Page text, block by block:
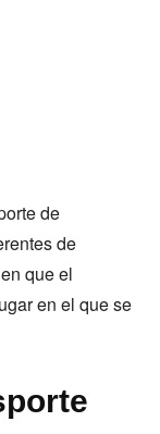
de
de
que el
en el que se